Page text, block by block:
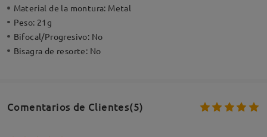
Material de la montura: Metal
Peso: 21g
Bifocal/Progresivo: No
Bisagra de resorte: No
Comentarios de Clientes(5)